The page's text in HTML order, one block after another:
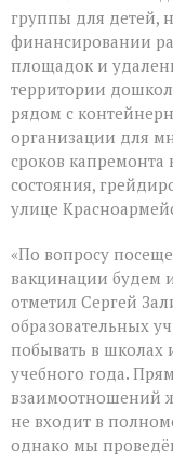
группы для детей,
финансировании
площадок и
территории
рядом с
организации для
сроков капремонта
состояния,
улице
«По вопросу
вакцинации будем
отметил Сергей
образовательных
побывать в школах
учебного года.
взаимоотношений
не входит в
однако мы